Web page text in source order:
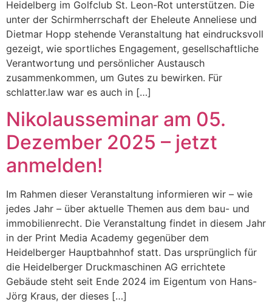
Heidelberg im Golfclub St. Leon-Rot unterstützen. Die
unter der Schirmherrschaft der Eheleute Anneliese und
Dietmar Hopp stehende Veranstaltung hat eindrucksvoll
gezeigt, wie sportliches Engagement, gesellschaftliche
Verantwortung und persönlicher Austausch
zusammenkommen, um Gutes zu bewirken. Für
schlatter.law war es auch in […]
Nikolausseminar am 05.
Dezember 2025 – jetzt
anmelden!
Im Rahmen dieser Veranstaltung informieren wir – wie
jedes Jahr – über aktuelle Themen aus dem bau- und
immobilienrecht. Die Veranstaltung findet in diesem Jahr
in der Print Media Academy gegenüber dem
Heidelberger Hauptbahnhof statt. Das ursprünglich für
die Heidelberger Druckmaschinen AG errichtete
Gebäude steht seit Ende 2024 im Eigentum von Hans-
Jörg Kraus, der dieses […]